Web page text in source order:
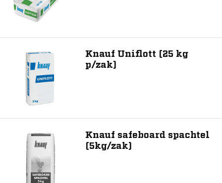
Knauf Uniflott (25 kg
p/zak)
Knauf safeboard spachtel
(5kg/zak)